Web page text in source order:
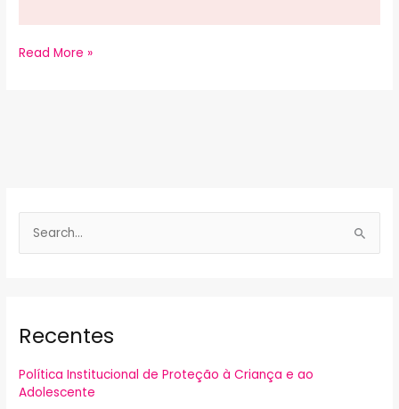
Read More »
e
u
s
Recentes
Política Institucional de Proteção à Criança e ao
Adolescente